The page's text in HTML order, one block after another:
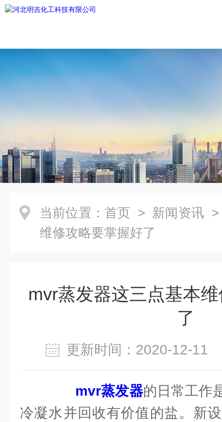
当前位置： 首页 > 新闻资讯
维修攻略要掌握好了
mvr蒸发器这三点基本
了
更新时间：2020-12-
mvr蒸发器的日常工作
冷凝水并回收有价值的盐。新